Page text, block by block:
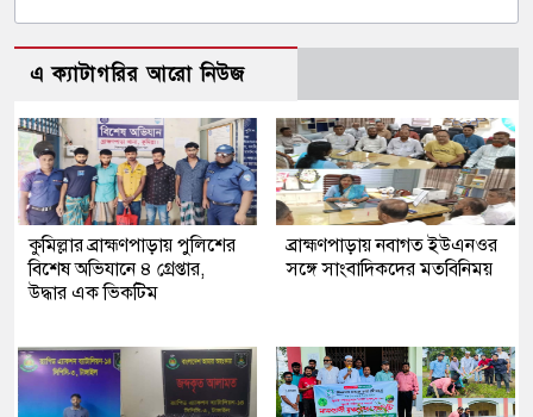
এ ক্যাটাগরির আরো নিউজ
কুমিল্লার ব্রাহ্মণপাড়ায় পুলিশের
বিশেষ অভিযানে ৪ গ্রেপ্তার,
উদ্ধার এক ভিকটিম
ব্রাহ্মণপাড়ায় নবাগত ইউএনওর
সঙ্গে সাংবাদিকদের মতবিনিময়